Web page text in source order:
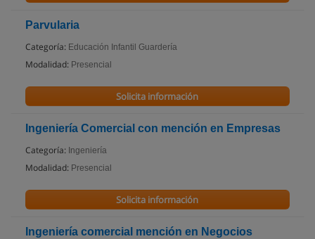
Parvularia
Categoría: Educación Infantil Guardería
Modalidad: Presencial
Solicita información
Ingeniería Comercial con mención en Empresas
Categoría: Ingeniería
Modalidad: Presencial
Solicita información
Ingeniería comercial mención en Negocios